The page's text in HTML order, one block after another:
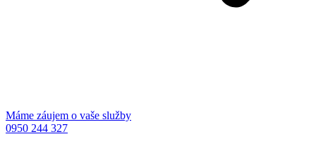
Máme záujem o vaše služby
0950 244 327